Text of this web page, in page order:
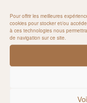
Pour offrir les meilleures
cookies pour stocker et/ou
à ces technologies nous
de navigation sur ce site.